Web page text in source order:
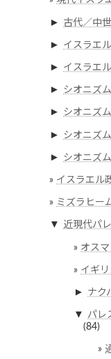
► 古代／中世
► イスラエ
► イスラエ
► シオニズ
► シオニズ
► シオニズ
► シオニズ
イスラエル
ミズラヒー
▼ 近現代パ
オス
イギ
► ナク
▼
パレ
(84)